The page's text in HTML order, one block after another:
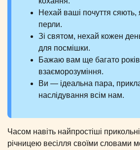
Нехай ваші почуття сяють,
перли.
Зі святом, нехай кожен
для посмішки.
Бажаю вам ще багато років
взаєморозуміння.
Ви — ідеальна пара,
наслідування всім нам.
Часом навіть найпростіші
річницею весілля своїми словами